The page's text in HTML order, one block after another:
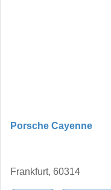
Porsche Cayenne
Frankfurt, 60314